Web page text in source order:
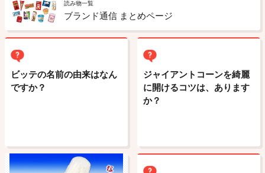
読み物一覧
ブランド通信 まとめページ
ビッテの名前の由来はなん
ですか？
ジャイアントコーンを綺麗
に開けるコツは、あります
か？